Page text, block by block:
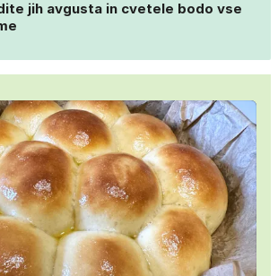
jih avgusta in cvetele bodo vse